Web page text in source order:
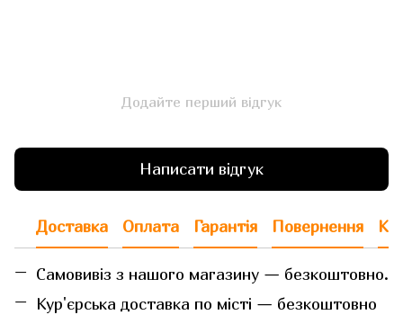
Додайте перший відгук
Написати відгук
Доставка Оплата Гарантія Повернення
Самовивіз з нашого магазину — безкоштовно.
Кур'єрська доставка по місті — безкоштовно